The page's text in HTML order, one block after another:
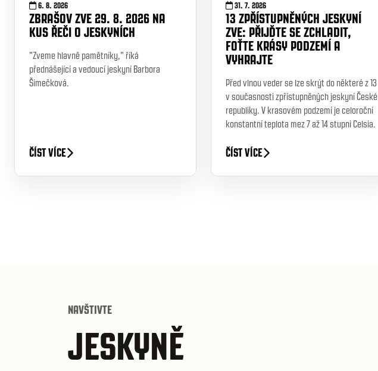
6. 8. 2026
ZBRAŠOV ZVE 29. 8. 2026 NA
KUS ŘEČI O JESKYNÍCH
"Zveme hlavně pamětníky," říká
přednášející a vedoucí jeskyní Barbora
Šimečková.
ČÍST VÍCE
31. 7. 2026
13 ZPŘÍSTUPNĚNÝCH JESKYNÍ
ZVE: PŘIJĎTE SE ZCHLADIT,
FOŤTE KRÁSY PODZEMÍ A
VYHRAJTE
Před vlnou veder se lze skrýt do některé z 13
v současnosti zpřístupněných jeskyní České
republiky. V krasovém podzemí je celoroční
konstantní teplota mez 7 až 14 stupni Celsia.
ČÍST VÍCE
NAVŠTIVTE
JESKYNĚ